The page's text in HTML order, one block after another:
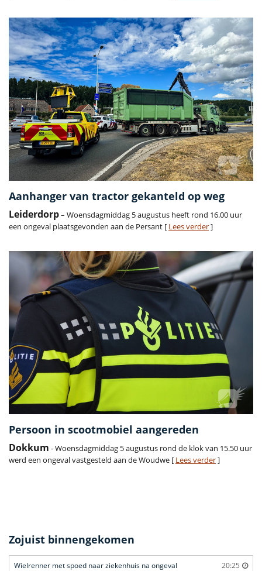
Aanhanger van tractor gekanteld op weg
Leiderdorp– Woensdagmiddag 5 augustus heeft rond 16.00 uur
een ongeval plaatsgevonden aan de Persant [ Lees verder]
Persoon in scootmobiel aangereden
Dokkum - Woensdagmiddag 5 augustus rond de klok van 15.50 uur
werd een ongeval vastgesteld aan de Woudwe [ Lees verder]
Zojuist binnengekomen
Wielrenner met spoed naar ziekenhuis na ongeval 20:25